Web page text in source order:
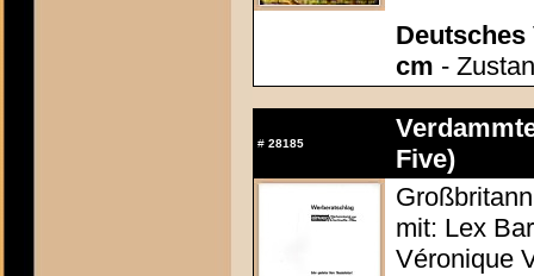
Deutsches
cm -
# 28185
Five)
mit: Lex
Véronique